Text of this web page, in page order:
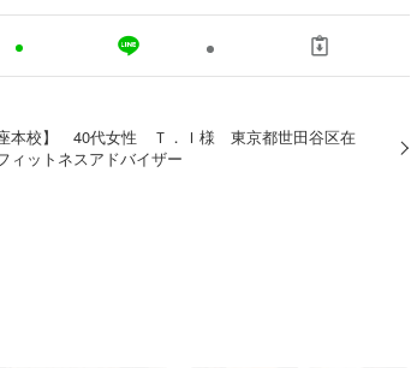
座本校】 40代女性 Ｔ．Ｉ様 東京都世田谷区在
ットネスアドバイザー